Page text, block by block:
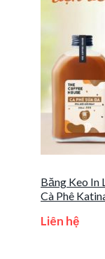
Băng Keo In
Cà Phê
Liên hệ